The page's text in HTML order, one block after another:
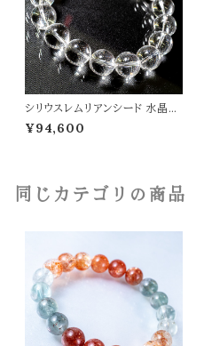
シリウスレムリアンシード 水晶
高透明 5A 14mm ブレスレット
レムリアン水晶 パワーストーン
¥94,600
同じカテゴリの商品